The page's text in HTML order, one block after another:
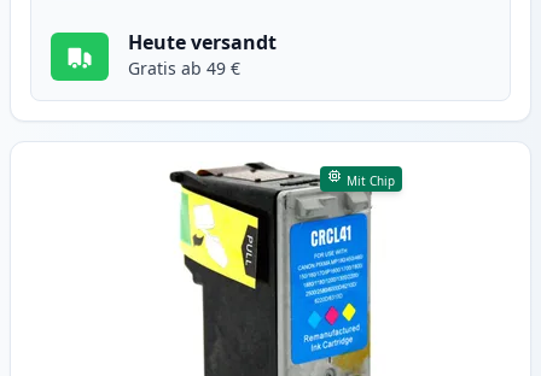
Heute versandt
Gratis ab 49 €
Mit Chip